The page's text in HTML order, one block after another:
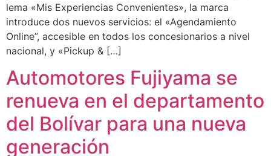
lema «Mis Experiencias Convenientes», la marca
introduce dos nuevos servicios: el «Agendamiento
Online”, accesible en todos los concesionarios a nivel
nacional, y «Pickup & […]
Automotores Fujiyama se
renueva en el departamento
del Bolívar para una nueva
generación